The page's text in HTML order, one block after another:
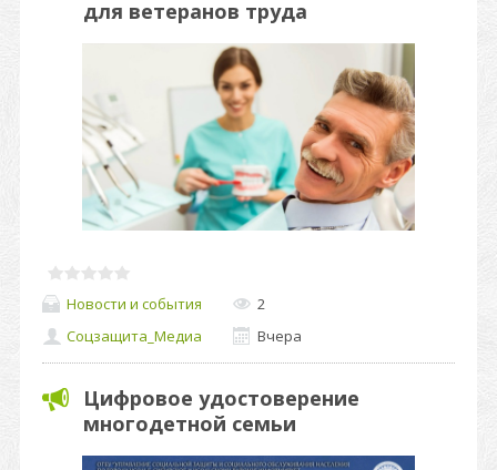
для ветеранов труда
Новости и события
2
Соцзащита_Медиа
Вчера
Цифровое удостоверение
многодетной семьи